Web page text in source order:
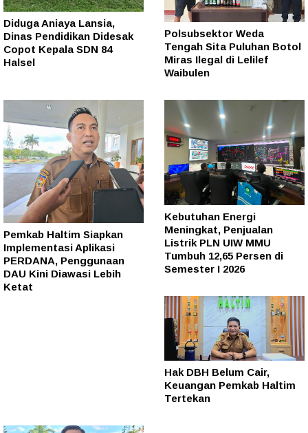
Diduga Aniaya Lansia,
Dinas Pendidikan Didesak
Copot Kepala SDN 84
Halsel
Polsubsektor Weda
Tengah Sita Puluhan Botol
Miras Ilegal di Lelilef
Waibulen
Pemkab Haltim Siapkan
Implementasi Aplikasi
PERDANA, Penggunaan
DAU Kini Diawasi Lebih
Ketat
Kebutuhan Energi
Meningkat, Penjualan
Listrik PLN UIW MMU
Tumbuh 12,65 Persen di
Semester I 2026
Hak DBH Belum Cair,
Keuangan Pemkab Haltim
Tertekan